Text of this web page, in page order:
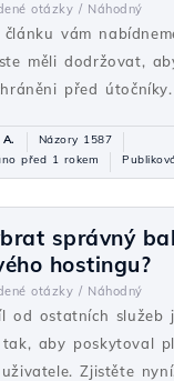
otázky / Náhodný
vám
měli dodržovat,
před útočníky.
Názory 1587
před 1 rokem
správný
hostingu?
otázky / Náhodný
od ostatních služeb
tak, aby poskytoval
Zjistěte